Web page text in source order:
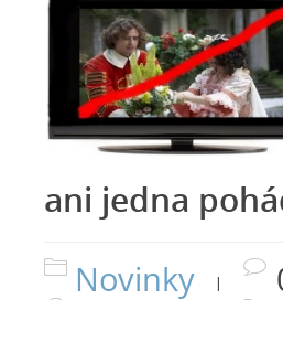
ani jedna
Novinky |